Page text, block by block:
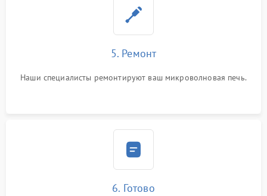
5. Ремонт
Наши специалисты ремонтируют ваш микроволновая печь.
6. Готово